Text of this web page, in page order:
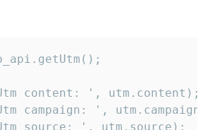
content: ', utm.content);
campaign: ',
source: ', utm.source);